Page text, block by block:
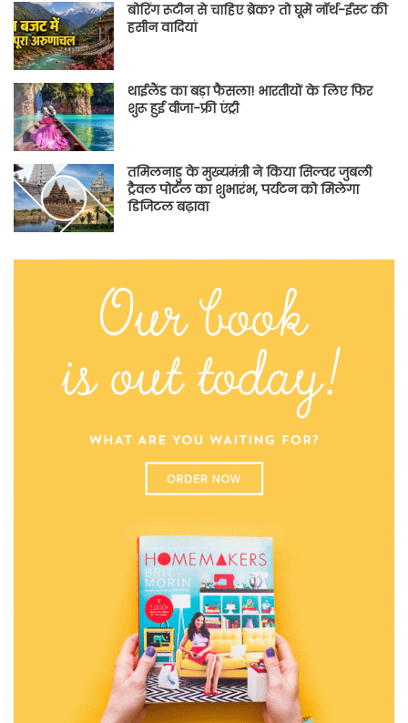
बोरिंग रूटीन से चाहिए ब्रेक? तो घूमें नॉर्थ-ईस्ट की
हसीन वादियां
थाईलैंड का बड़ा फैसला! भारतीयों के लिए फिर
शुरू हुई वीजा-फ्री एंट्री
तमिलनाडु के मुख्यमंत्री ने किया सिल्वर जुबली
ट्रैवल पोर्टल का शुभारंभ, पर्यटन को मिलेगा
डिजिटल बढ़ावा